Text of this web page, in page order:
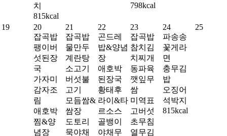
치
815kcal
798kcal
19
20
잡곡밥
팽이버
섯된장
국
가자미
감자조
림
애호박
찜&양
념장
21
잡곡밥
물만두
계란탕
소고기
버섯불
고기
모듬쌈&
쌈장
도토리
묵야채
22
곤드레
밥&양념
장
애호박
된장국
황태후
라이&타
르소스
골뱅이
야채무
23
잡곡밥
참치김
치찌개
동파육
깻잎무
쌈
미역표
고버섯
초무침
열무김
24
파송송
꽃게라
면
충무김
밥
오징어
석박지
815kcal
25